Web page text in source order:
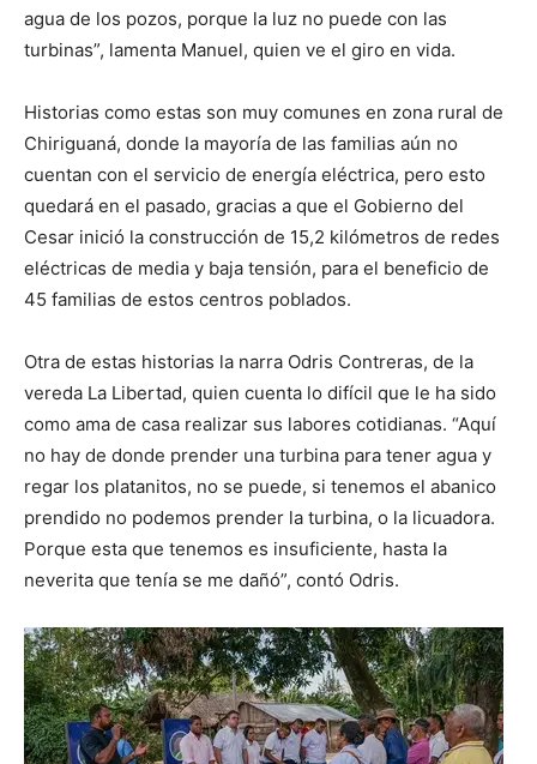
agua de los pozos, porque la luz no puede con las
turbinas”, lamenta Manuel, quien ve el giro en vida.
Historias como estas son muy comunes en zona rural de
Chiriguaná, donde la mayoría de las familias aún no
cuentan con el servicio de energía eléctrica, pero esto
quedará en el pasado, gracias a que el Gobierno del
Cesar inició la construcción de 15,2 kilómetros de redes
eléctricas de media y baja tensión, para el beneficio de
45 familias de estos centros poblados.
Otra de estas historias la narra Odris Contreras, de la
vereda La Libertad, quien cuenta lo difícil que le ha sido
como ama de casa realizar sus labores cotidianas. “Aquí
no hay de donde prender una turbina para tener agua y
regar los platanitos, no se puede, si tenemos el abanico
prendido no podemos prender la turbina, o la licuadora.
Porque esta que tenemos es insuficiente, hasta la
neverita que tenía se me dañó”, contó Odris.